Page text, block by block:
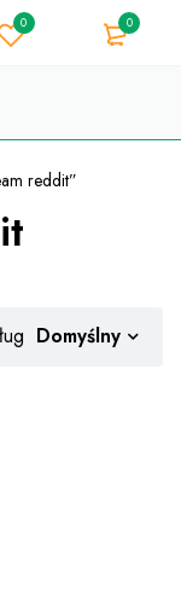
0 0
reddit”
Domyślny